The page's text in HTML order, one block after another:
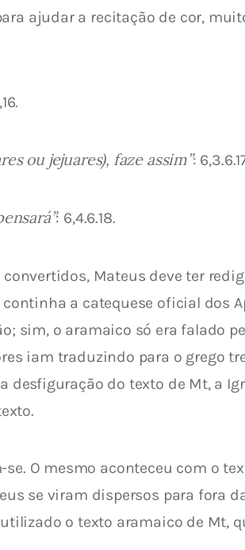
ajudar a recitação de cor,
ou jejuares), faze assim”:
: 6,4.6.18.
Mateus deve ter
a catequese oficial dos
sim, o aramaico só era falado
iam traduzindo para o grego
desfiguração do texto de Mt, a
O mesmo aconteceu com o
se viram dispersos para fora
o texto aramaico de Mt,